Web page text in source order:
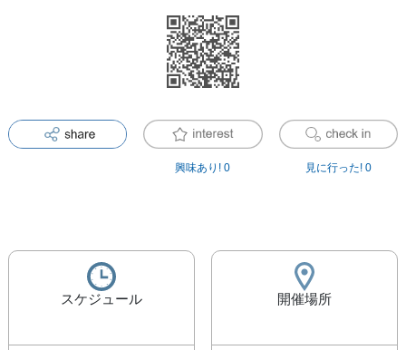
興味あり! 0 見に行った! 0
スケジュール 開催場所